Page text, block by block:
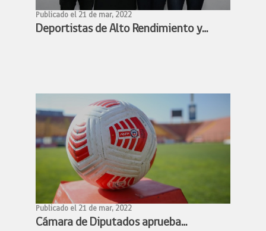
Publicado el 21 de mar, 2022
Deportistas de Alto Rendimiento y
de alto rendimiento
Publicado el 21 de mar, 2022
Cámara de Diputados aprueba